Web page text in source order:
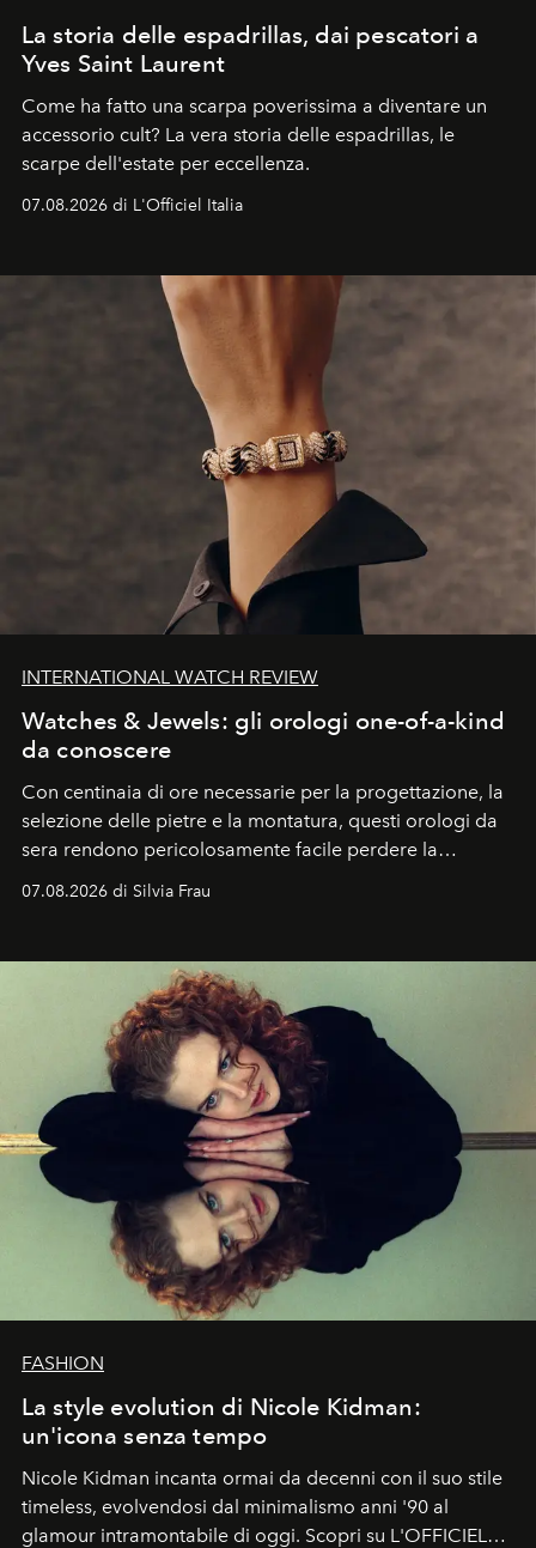
La storia delle espadrillas, dai pescatori a
Yves Saint Laurent
Come ha fatto una scarpa poverissima a diventare un
accessorio cult? La vera storia delle espadrillas, le
scarpe dell'estate per eccellenza.
07.08.2026 di L'Officiel Italia
INTERNATIONAL WATCH REVIEW
Watches & Jewels: gli orologi one-of-a-kind
da conoscere
Con centinaia di ore necessarie per la progettazione, la
selezione delle pietre e la montatura, questi orologi da
sera rendono pericolosamente facile perdere la
cognizione del tempo. Ma con quadranti così
07.08.2026 di Silvia Frau
FASHION
La style evolution di Nicole Kidman:
un'icona senza tempo
Nicole Kidman incanta ormai da decenni con il suo stile
timeless, evolvendosi dal minimalismo anni '90 al
glamour intramontabile di oggi. Scopri su L'OFFICIEL